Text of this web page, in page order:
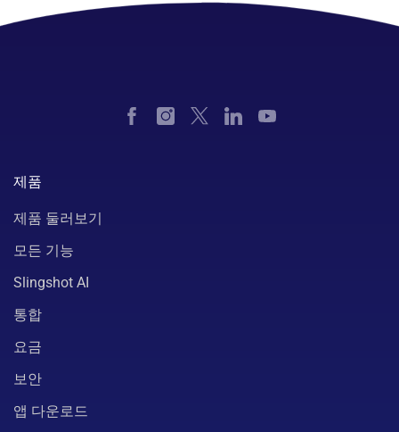
제품
제품 둘러보기
모든 기능
Slingshot AI
통합
요금
보안
앱 다운로드